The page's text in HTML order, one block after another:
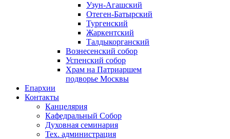
Узун-Агашский
Отеген-Батырский
Тургенский
Жаркентский
Талдыкорганский
Вознесенский собор
Успенский собор
Храм на Патриаршем
подворье Москвы
Епархии
Контакты
Канцелярия
Кафедральный Собор
Духовная семинария
Тех. администрация